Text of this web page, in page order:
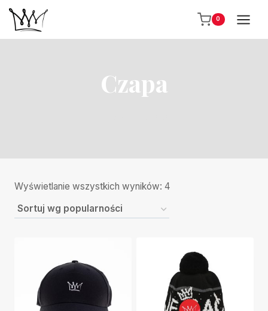
Przejdź
treści
0
Czapa
Wyświetlanie wszystkich wyników: 4Posortowane